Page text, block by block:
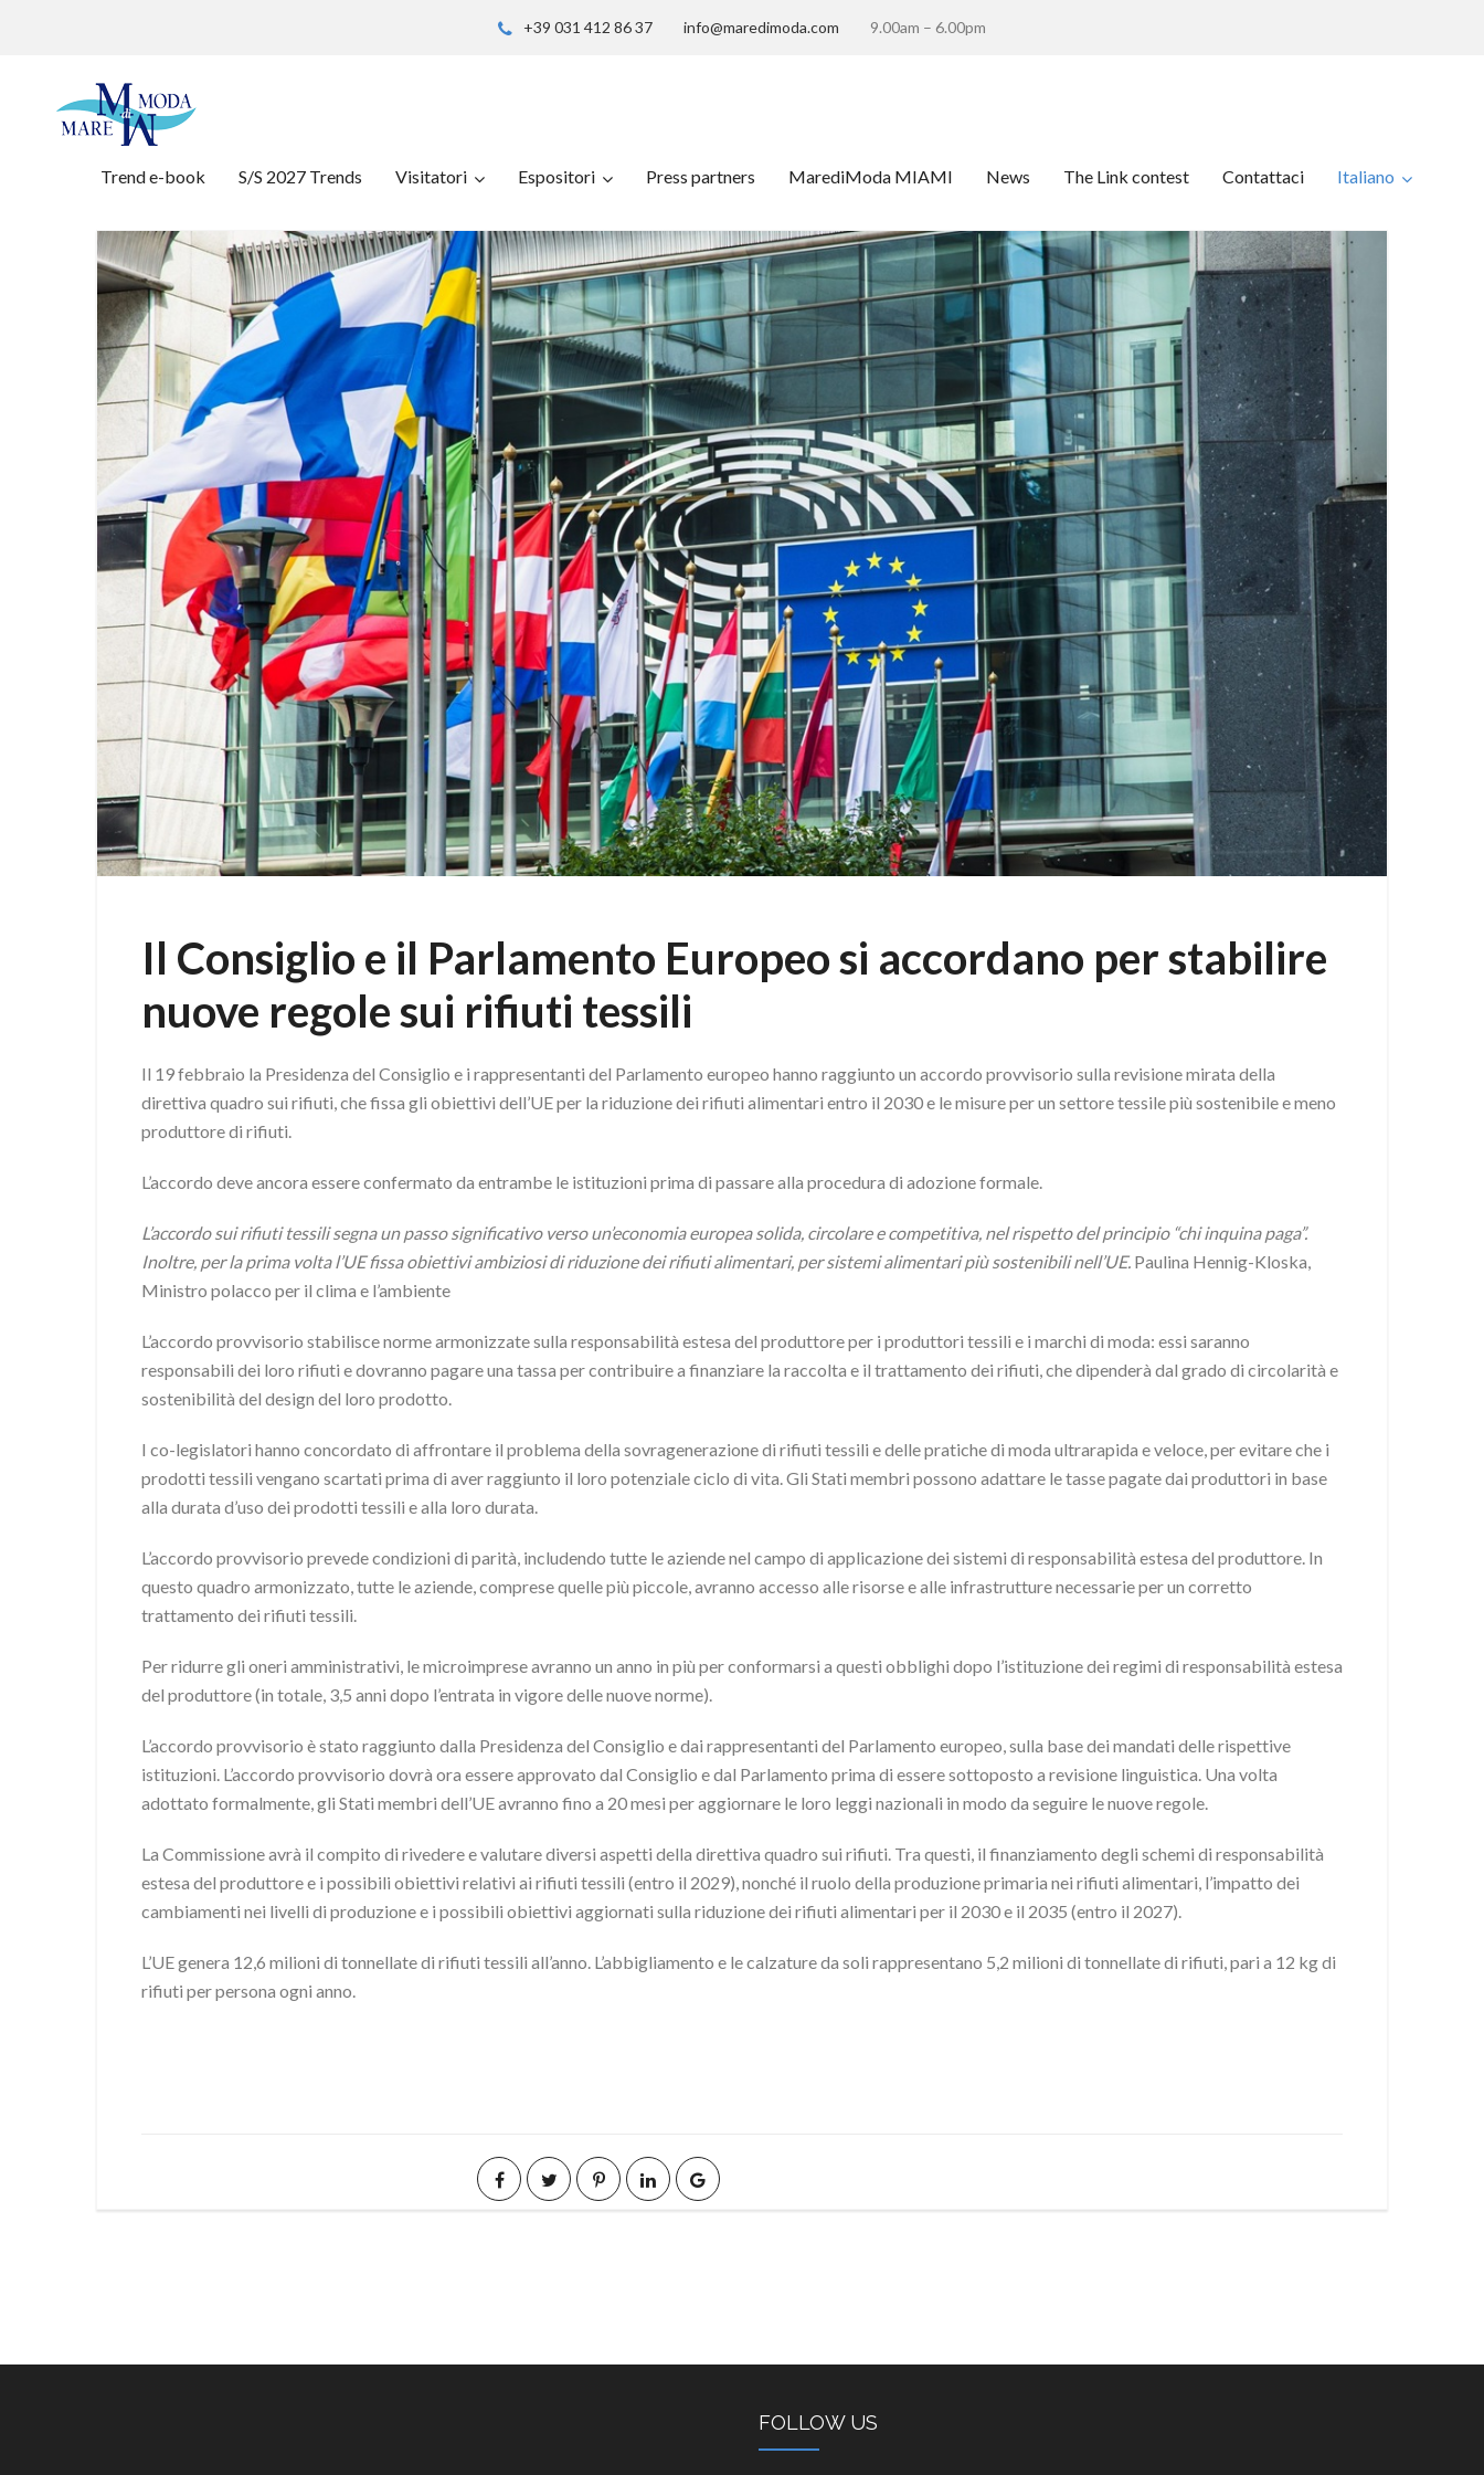
+39 031 412 86 37 info@maredimoda.com 9.00am – 6.00pm
Trend e-book S/S 2027 Trends Visitatori Espositori Press partners MarediModa MIAMI News The Link contest Contattaci Italiano
Il Consiglio e il Parlamento Europeo si accordano per stabilire
nuove regole sui rifiuti tessili
Il 19 febbraio la Presidenza del Consiglio e i rappresentanti del Parlamento europeo hanno raggiunto un accordo provvisorio sulla revisione mirata della
direttiva quadro sui rifiuti, che fissa gli obiettivi dell’UE per la riduzione dei rifiuti alimentari entro il 2030 e le misure per un settore tessile più sostenibile e meno
produttore di rifiuti.
L’accordo deve ancora essere confermato da entrambe le istituzioni prima di passare alla procedura di adozione formale.
L’accordo sui rifiuti tessili segna un passo significativo verso un’economia europea solida, circolare e competitiva, nel rispetto del principio “chi inquina paga”.
Inoltre, per la prima volta l’UE fissa obiettivi ambiziosi di riduzione dei rifiuti alimentari, per sistemi alimentari più sostenibili nell’UE. Paulina Hennig-Kloska,
Ministro polacco per il clima e l’ambiente
L’accordo provvisorio stabilisce norme armonizzate sulla responsabilità estesa del produttore per i produttori tessili e i marchi di moda: essi saranno
responsabili dei loro rifiuti e dovranno pagare una tassa per contribuire a finanziare la raccolta e il trattamento dei rifiuti, che dipenderà dal grado di circolarità e
sostenibilità del design del loro prodotto.
I co-legislatori hanno concordato di affrontare il problema della sovragenerazione di rifiuti tessili e delle pratiche di moda ultrarapida e veloce, per evitare che i
prodotti tessili vengano scartati prima di aver raggiunto il loro potenziale ciclo di vita. Gli Stati membri possono adattare le tasse pagate dai produttori in base
alla durata d’uso dei prodotti tessili e alla loro durata.
L’accordo provvisorio prevede condizioni di parità, includendo tutte le aziende nel campo di applicazione dei sistemi di responsabilità estesa del produttore. In
questo quadro armonizzato, tutte le aziende, comprese quelle più piccole, avranno accesso alle risorse e alle infrastrutture necessarie per un corretto
trattamento dei rifiuti tessili.
Per ridurre gli oneri amministrativi, le microimprese avranno un anno in più per conformarsi a questi obblighi dopo l’istituzione dei regimi di responsabilità estesa
del produttore (in totale, 3,5 anni dopo l’entrata in vigore delle nuove norme).
L’accordo provvisorio è stato raggiunto dalla Presidenza del Consiglio e dai rappresentanti del Parlamento europeo, sulla base dei mandati delle rispettive
istituzioni. L’accordo provvisorio dovrà ora essere approvato dal Consiglio e dal Parlamento prima di essere sottoposto a revisione linguistica. Una volta
adottato formalmente, gli Stati membri dell’UE avranno fino a 20 mesi per aggiornare le loro leggi nazionali in modo da seguire le nuove regole.
La Commissione avrà il compito di rivedere e valutare diversi aspetti della direttiva quadro sui rifiuti. Tra questi, il finanziamento degli schemi di responsabilità
estesa del produttore e i possibili obiettivi relativi ai rifiuti tessili (entro il 2029), nonché il ruolo della produzione primaria nei rifiuti alimentari, l’impatto dei
cambiamenti nei livelli di produzione e i possibili obiettivi aggiornati sulla riduzione dei rifiuti alimentari per il 2030 e il 2035 (entro il 2027).
L’UE genera 12,6 milioni di tonnellate di rifiuti tessili all’anno. L’abbigliamento e le calzature da soli rappresentano 5,2 milioni di tonnellate di rifiuti, pari a 12 kg di
rifiuti per persona ogni anno.
FOLLOW US